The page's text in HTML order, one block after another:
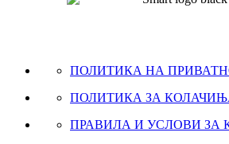
ПОЛИТИКА НА
ПОЛИТИКА ЗА
ПРАВИЛА И УСЛОВИ ЗА